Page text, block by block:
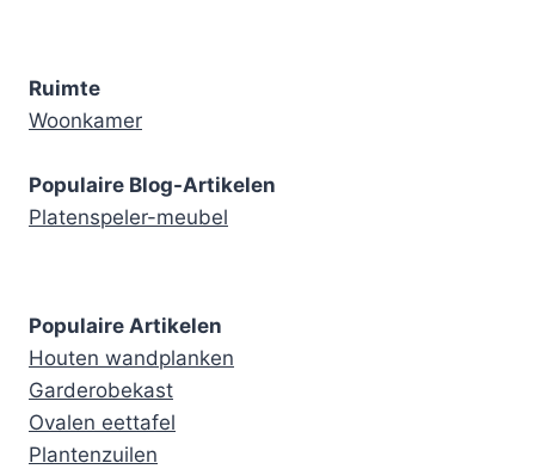
Ruimte
Woonkamer
Populaire Blog-Artikelen
Platenspeler-meubel
Populaire Artikelen
Houten wandplanken
Garderobekast
Ovalen eettafel
Plantenzuilen